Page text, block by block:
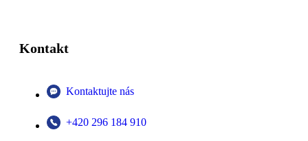
Kontakt
Kontaktujte nás
+420 296 184 910